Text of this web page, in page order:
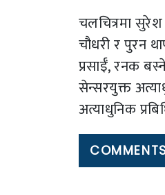
चलचित्रमा सुरेश
चौधरी र पुरन
प्रसाईँ, रनक
सेन्सरयुक्त
अत्याधुनिक